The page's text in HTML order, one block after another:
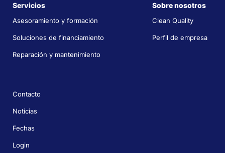
Servicios
Asesoramiento y formación
Soluciones de financiamiento
Reparación y mantenimiento
Sobre nosotros
Clean Quality
Perfil de empresa
Contacto
Noticias
Fechas
Login